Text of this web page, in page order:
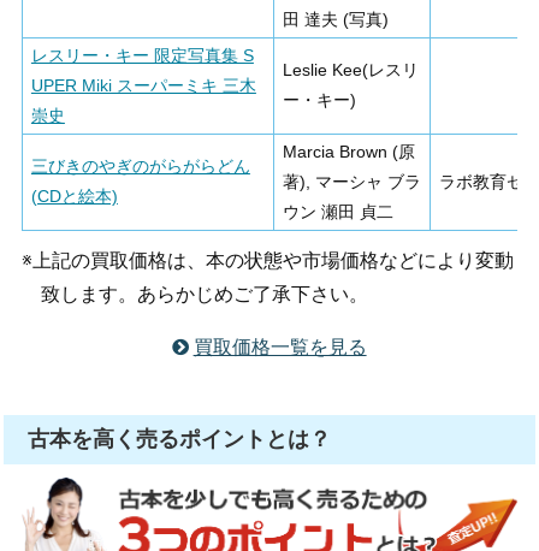
田 達夫 (写真)
レスリー・キー 限定写真集 S
UPER Miki スーパーミキ 三木
崇史
Leslie Kee(レスリ
ー・キー)
三びきのやぎのがらがらどん
(CDと絵本)
Marcia Brown (原
著), マーシャ ブラ
ウン 瀬田 貞二
ラボ教育セ
※上記の買取価格は、本の状態や市場価格などにより変動
致します。あらかじめご了承下さい。
買取価格一覧を見る
古本を高く売るポイントとは？